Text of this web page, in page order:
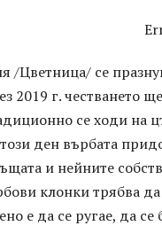
/Цветница/ се
2019 г. честването
се ходи на
ден върбата
и нейните
клонки трябва
е да се ругае, да